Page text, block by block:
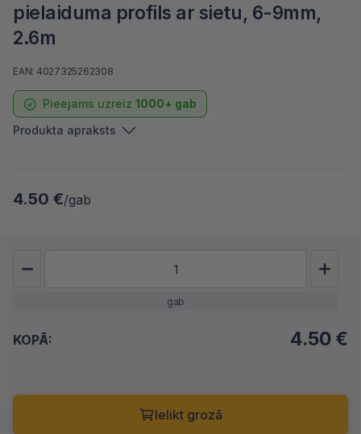
pielaiduma profils ar sietu, 6-9mm,
2.6m
Pieejams uzreiz 1000+ gab
EAN: 4027325262308
Produkta apraksts
4.50 €/gab
gab
KOPĀ: 4.50 €
Ielikt grozā